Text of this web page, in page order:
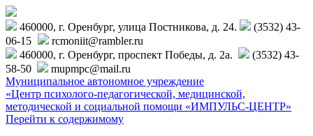
460000, г. Оренбург, улица Постникова, д. 24.
(3532) 43-
06-15
rcmoniit@rambler.ru
460000, г. Оренбург, проспект Победы, д. 2а.
(3532) 43-
58-50
mupmpc@mail.ru
Муниципальное автономное учреждение
«Центр психолого-педагогической, медицинской,
методической и социальной помощи «ИМПУЛЬС-ЦЕНТР»
Перейти к содержимому